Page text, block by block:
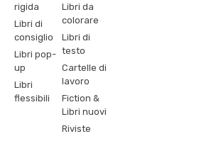
rigida
Libri di
consiglio
Libri pop-
up
Libri
flessibili
Libri da
colorare
Libri di
testo
Cartelle di
lavoro
Fiction &
Libri nuovi
Riviste